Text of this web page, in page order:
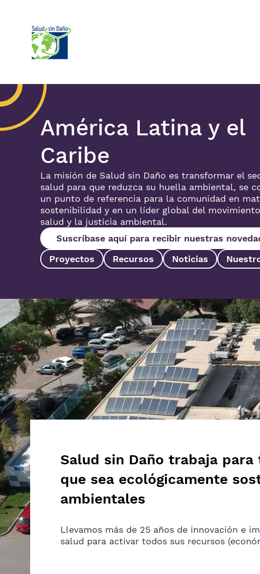
América Latina y el
Caribe
La misión de Salud sin Daño es transformar el
salud para que reduzca su huella ambiental, se
un punto de referencia para la comunidad en
sostenibilidad y en un líder global del
salud y la justicia ambiental.
Suscríbase aquí para recibir nuestras
BlueskyFacebook
YouTube
Proyectos Recursos Noticias
Imagen
Salud sin Daño trabaja
que sea ecológicamente
ambientales
Llevamos más de 25 años de innovación e
salud para activar todos sus recursos